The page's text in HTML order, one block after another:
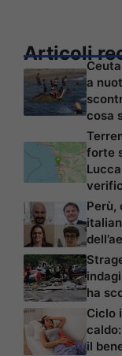
Articoli
a
cosa
forte
Perù,
ha
Ciclo
il